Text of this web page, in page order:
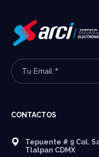
CONTACTOS
Tepuente # 9 Col.
Tlalpan CDMX